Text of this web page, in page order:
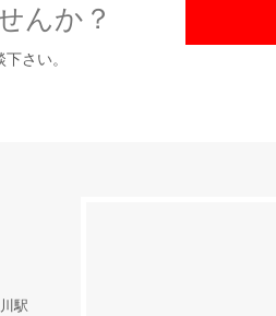
んか？
さい。
駅